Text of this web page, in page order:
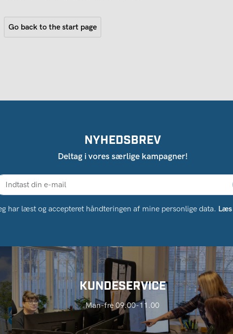
Go back to the start page
NYHEDSBREV
Deltag i vores særlige kampagner!
har læst og accepteret håndteringen af ​​mine personlige data.
KUNDESERVICE
Man-fre 09.00-11.00